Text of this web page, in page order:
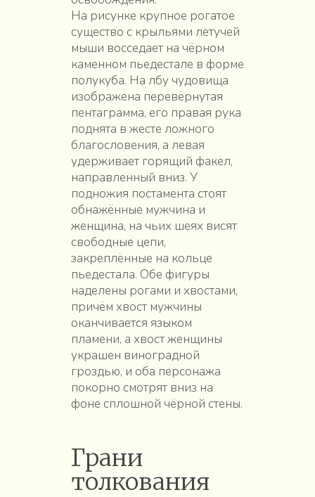
На рисунке крупное рогатое
существо с крыльями летучей
мыши восседает на чёрном
каменном пьедестале в форме
полукуба. На лбу чудовища
изображена перевёрнутая
пентаграмма, его правая рука
поднята в жесте ложного
благословения, а левая
удерживает горящий факел,
направленный вниз. У
подножия постамента стоят
обнажённые мужчина и
женщина, на чьих шеях висят
свободные цепи,
закреплённые на кольце
пьедестала. Обе фигуры
наделены рогами и хвостами,
причём хвост мужчины
оканчивается языком
пламени, а хвост женщины
украшен виноградной
гроздью, и оба персонажа
покорно смотрят вниз на
фоне сплошной чёрной стены.
Грани
толкования